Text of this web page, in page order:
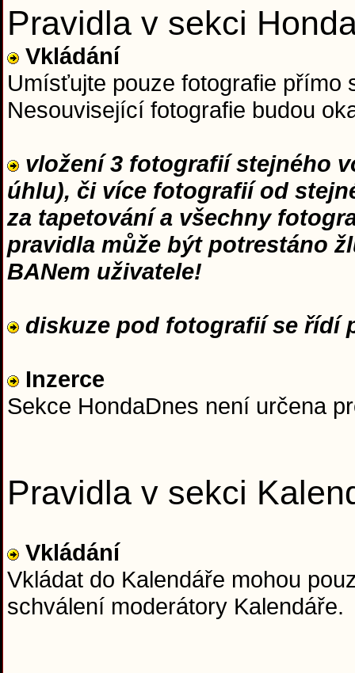
Pravidla v sekci
Vkládání
Umísťujte pouze fotografie přímo
Nesouvisející fotografie budou
vložení 3 fotografií stejného
úhlu), či více fotografií od
za tapetování a všechny
pravidla může být potrestáno
BANem uživatele!
diskuze pod fotografií se řídí
Inzerce
Sekce HondaDnes není určena
Pravidla v sekci
Vkládání
Vkládat do Kalendáře mohou
schválení moderátory Kalendáře.